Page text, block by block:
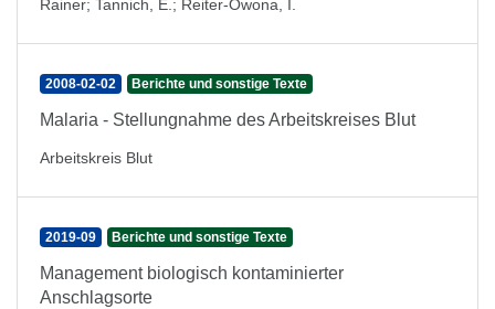
Rainer; Tannich, E. ; Reiter-Owona, I.
2008-02-02 Berichte und sonstige Texte
Malaria - Stellungnahme des Arbeitskreises Blut
Arbeitskreis Blut
2019-09 Berichte und sonstige Texte
Management biologisch kontaminierter
Anschlagsorte